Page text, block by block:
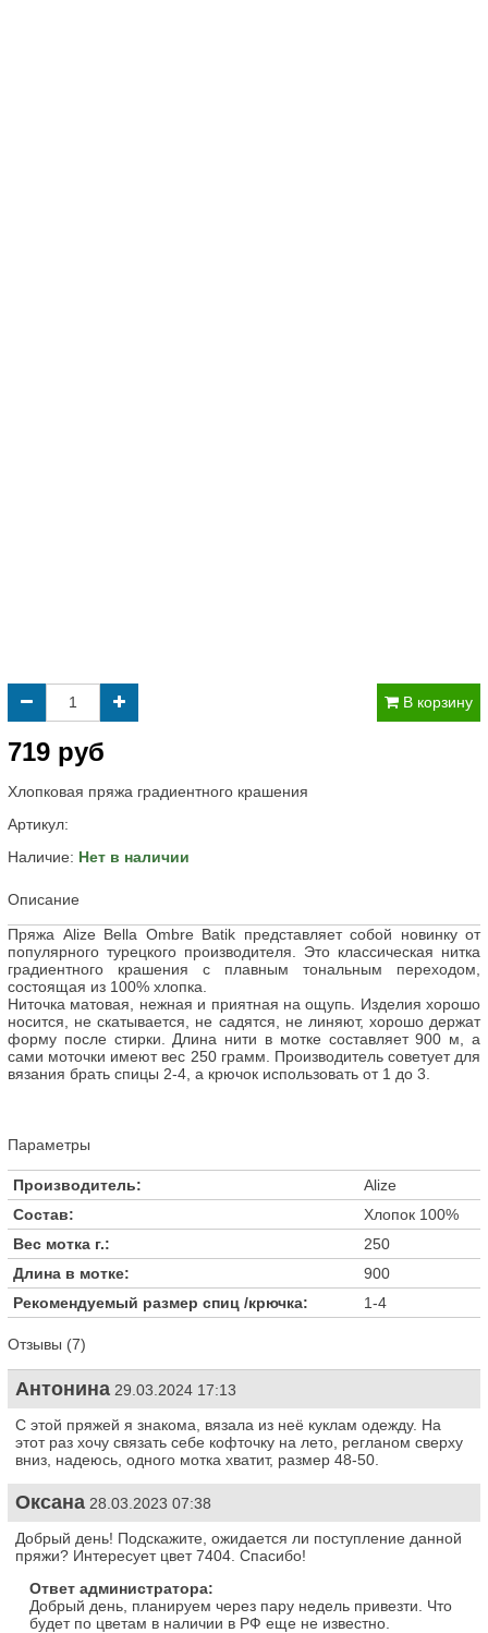
В корзину
719 руб
Хлопковая пряжа градиентного крашения
Артикул:
Наличие: Нет в наличии
Описание
Пряжа Alize Bella Ombre Batik представляет собой новинку от
популярного турецкого производителя. Это классическая нитка
градиентного крашения c плавным тональным переходом,
состоящая из 100% хлопка.
Ниточка матовая, нежная и приятная на ощупь. Изделия хорошо
носится, не скатывается, не садятся, не линяют, хорошо держат
форму после стирки. Длина нити в мотке составляет 900 м, а
сами моточки имеют вес 250 грамм. Производитель советует для
вязания брать спицы 2-4, а крючок использовать от 1 до 3.
Параметры
Производитель:
Alize
Состав:
Хлопок 100%
Вес мотка г.:
250
Длина в мотке:
900
Рекомендуемый размер спиц /крючка:
1-4
Отзывы (7)
Антонина 29.03.2024 17:13
С этой пряжей я знакома, вязала из неё куклам одежду. На
этот раз хочу связать себе кофточку на лето, регланом сверху
вниз, надеюсь, одного мотка хватит, размер 48-50.
Оксана 28.03.2023 07:38
Добрый день! Подскажите, ожидается ли поступление данной
пряжи? Интересует цвет 7404. Спасибо!
Ответ администратора:
Добрый день, планируем через пару недель привезти. Что
будет по цветам в наличии в РФ еще не известно.